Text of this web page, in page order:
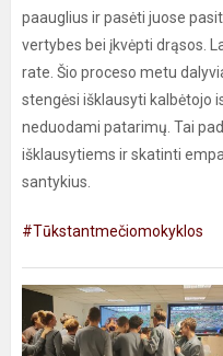
paauglius ir pasėti juose
vertybes bei įkvėpti drąsos.
rate. Šio proceso metu
stengėsi išklausyti kalbėtojo
neduodami patarimų. Tai
išklausytiems ir skatinti
santykius.
#Tūkstantmečiomokyklos